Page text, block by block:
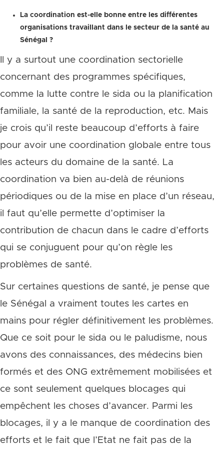
La coordination est-elle bonne entre les différentes
organisations travaillant dans le secteur de la santé au
Sénégal ?
Il y a surtout une coordination sectorielle
concernant des programmes spécifiques,
comme la lutte contre le sida ou la planification
familiale, la santé de la reproduction, etc. Mais
je crois qu’il reste beaucoup d’efforts à faire
pour avoir une coordination globale entre tous
les acteurs du domaine de la santé. La
coordination va bien au-delà de réunions
périodiques ou de la mise en place d’un réseau,
il faut qu’elle permette d’optimiser la
contribution de chacun dans le cadre d’efforts
qui se conjuguent pour qu’on règle les
problèmes de santé.
Sur certaines questions de santé, je pense que
le Sénégal a vraiment toutes les cartes en
mains pour régler définitivement les problèmes.
Que ce soit pour le sida ou le paludisme, nous
avons des connaissances, des médecins bien
formés et des ONG extrêmement mobilisées et
ce sont seulement quelques blocages qui
empêchent les choses d’avancer. Parmi les
blocages, il y a le manque de coordination des
efforts et le fait que l’Etat ne fait pas de la